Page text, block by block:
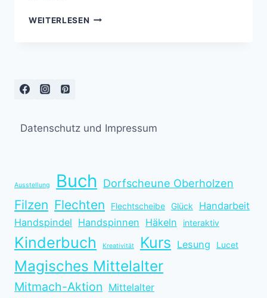
WEITERLESEN MORGEN
Datenschutz und Impressum
Ausstellung Buch Dorfscheune Oberholzen
Filzen Flechten Flechtscheibe Glück
Handarbeit
Handspindel Handspinnen Häkeln interaktiv
Kinderbuch Kreativität Kurs Lesung Lucet
Magisches Mittelalter
Mitmach-Aktion Mittelalter